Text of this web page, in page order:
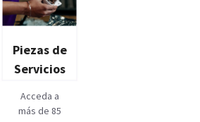
Piezas de
Servicios
Acceda a
más de 85